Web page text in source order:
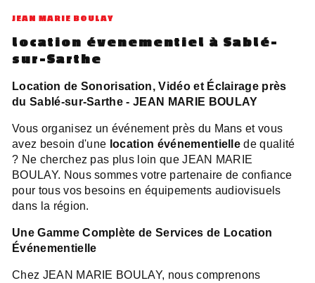
JEAN MARIE BOULAY
location évenementiel à Sablé-
sur-Sarthe
Location de Sonorisation, Vidéo et Éclairage près
du Sablé-sur-Sarthe - JEAN MARIE BOULAY
Vous organisez un événement près du Mans et vous
avez besoin d'une location événementielle de qualité
? Ne cherchez pas plus loin que JEAN MARIE
BOULAY. Nous sommes votre partenaire de confiance
pour tous vos besoins en équipements audiovisuels
dans la région.
Une Gamme Complète de Services de Location
Événementielle
Chez JEAN MARIE BOULAY, nous comprenons